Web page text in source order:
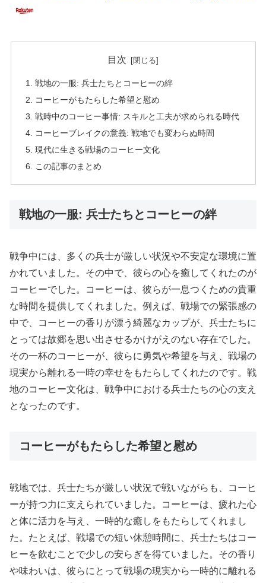
目次
戦地の一服: 兵士たちとコーヒーの絆
コーヒーがもたらした希望と慰め
戦時中のコーヒー事情: スキルと工夫が求められる時代
コーヒーブレイクの意義: 戦地でも変わらぬ時間
現代に生きる戦場のコーヒー文化
この記事のまとめ
戦地の一服: 兵士たちとコーヒーの絆
戦争中には、多くの兵士が厳しい状況や不安定な環境に置
かれていました。その中で、彼らの心を癒してくれたのが
コーヒーでした。コーヒーは、彼らが一息つくための貴重
な時間を提供してくれました。例えば、戦場での緊張感の
中で、コーヒーの香りが漂う綺麗なカップが、兵士たちに
とっては故郷を思い出させるかけがえのない存在でした。
その一杯のコーヒーが、彼らに勇気や希望を与え、戦場の
現実から離れる一時の幸せをもたらしてくれたのです。戦
地のコーヒー文化は、戦争中における兵士たちの心の支え
となったのです。
コーヒーがもたらした希望と慰め
戦地では、兵士たちが厳しい状況で戦いながらも、コーヒ
ーが持つ力に支えられていました。コーヒーは、疲れた心
と体に活力を与え、一時的な癒しをもたらしてくれまし
た。たとえば、戦場での短い休憩時間に、兵士たちはコー
ヒーを飲むことで少しの安らぎを得ていました。その香り
や味わいは、彼らにとって戦場の現実から一時的に離れる